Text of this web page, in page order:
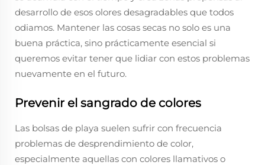
desarrollo de esos olores desagradables que todos
odiamos. Mantener las cosas secas no solo es una
buena práctica, sino prácticamente esencial si
queremos evitar tener que lidiar con estos problemas
nuevamente en el futuro.
Prevenir el sangrado de colores
Las bolsas de playa suelen sufrir con frecuencia
problemas de desprendimiento de color,
especialmente aquellas con colores llamativos o